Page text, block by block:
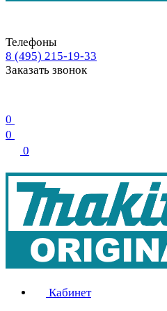
Телефоны
8 (495) 215-19-33
Заказать звонок
0
0
0
Кабинет